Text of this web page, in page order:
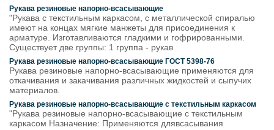
Рукава резиновые напорно-всасывающие
"Рукава с текстильным каркасом, с металлической спиралью
имеют на концах мягкие манжеты для присоединения к
арматуре. Изготавливаются гладкими и гофрированными.
Существует две группы: 1 группа - рукав
Рукава резиновые напорно-всасывающие ГОСТ 5398-76
Рукава резиновые напорно-всасывающие применяются для
откачивания и закачивания различных жидкостей и сыпучих
материалов.
Рукава резиновые напорно-всасывающие с текстильным каркасом
"Рукава резиновые напорно-всасывающие с текстильным
каркасом Назначение: Применяются длявсасывания